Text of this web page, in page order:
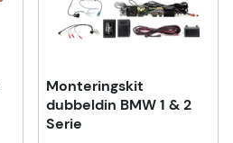
Monteringskit
dubbeldin BMW 1 & 2
Serie